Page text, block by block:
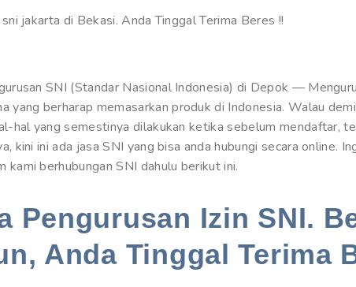
jakarta di Bekasi. Anda Tinggal Terima Beres !!
SNI (Standar Nasional Indonesia) di Depok —
yang berharap memasarkan produk di Indonesia. Walau
hal yang semestinya dilakukan ketika sebelum mendaftar,
kini ini ada jasa SNI yang bisa anda hubungi secara online.
kami berhubungan SNI dahulu berikut ini.
Pengurusan Izin SNI.
Anda Tinggal Terima